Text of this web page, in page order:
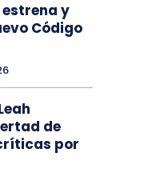
y
Código
de
por